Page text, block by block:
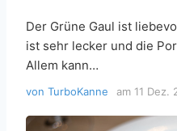
Der Grüne Gaul ist
ist sehr lecker und die
Allem kann…
von TurboKanne am 11 Dez.